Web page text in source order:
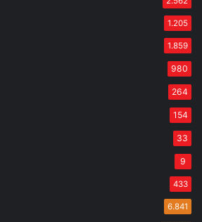
1.205
1.859
980
264
154
33
9
433
6.841